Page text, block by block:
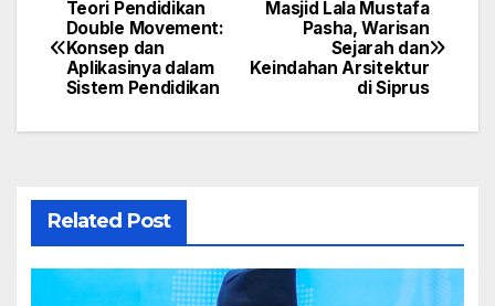
Navigasi
pos
Masjid Lala Mustafa
Pasha, Warisan
Sejarah dan
Keindahan Arsitektur
di Siprus
Teori Pendidikan
Double Movement:
Konsep dan
Aplikasinya dalam
Sistem Pendidikan
Related Post